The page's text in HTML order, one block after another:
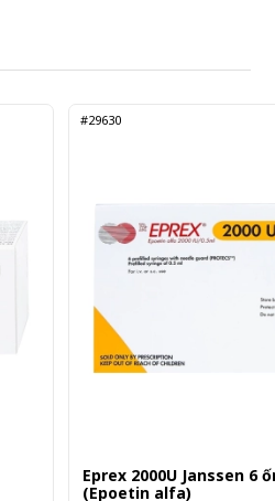
#29630
Eprex 2000U Janssen 6
(Epoetin alfa)